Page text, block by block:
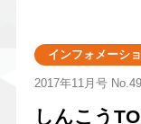
インフォメーシ
2017年11月号
しんこう